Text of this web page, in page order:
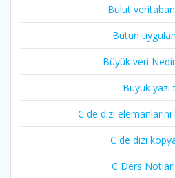
Bulut
Bütün
Büyük veri
Büyük yazı
C de dizi elemanlarını
C de dizi
C Ders